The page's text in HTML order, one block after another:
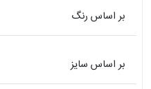
بر اساس رنگ
بر اساس سایز